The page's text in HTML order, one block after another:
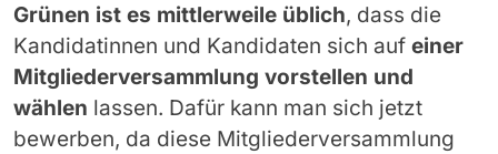
Grünen ist es mittlerweile üblich, dass die
Kandidatinnen und Kandidaten sich auf einer
Mitgliederversammlung vorstellen und
wählen lassen. Dafür kann man sich jetzt
bewerben, da diese Mitgliederversammlung